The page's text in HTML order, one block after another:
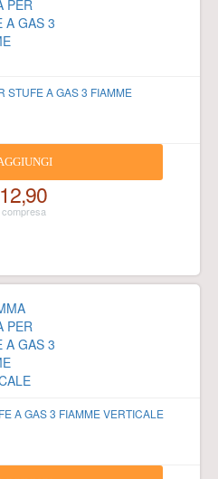
STUFE A GAS 3 FIAMME
A GAS 3 FIAMME VERTICALE